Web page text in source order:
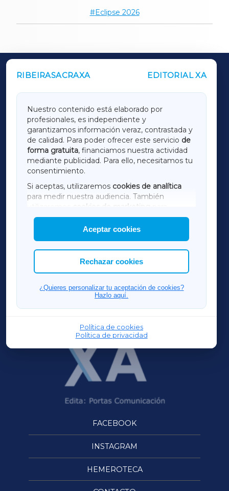
Eclipse 2026
RIBEIRASACRAXA EDITORIAL XA
Nuestro contenido está elaborado por
profesionales, es independiente y
garantizamos información veraz, contrastada y
de calidad. Para poder ofrecer este servicio de
forma gratuita, financiamos nuestra actividad
mediante publicidad. Para ello, necesitamos tu
consentimiento.
Si aceptas, utilizaremos cookies de analítica
para medir nuestra audiencia. También
utilizaremos
cookies de marketing
mostrar publicidad de terceros.
Asimismo, puedes personalizar la elección de
las cookies que deseas permitir.
Aceptar cookies
Rechazar cookies
¿Quieres personalizar tu aceptación de cookies?
Hazlo aquí.
Política de cookies
Política de privacidad
OUTROS PERIÓDICOS
LUGOXA
TERRACHAXA
AMARIÑAXA
RIBEIRASACRAXA
ACORUÑAXA
FERROLXA
OURENSEXA
FACEBOOK
INSTAGRAM
HEMEROTECA